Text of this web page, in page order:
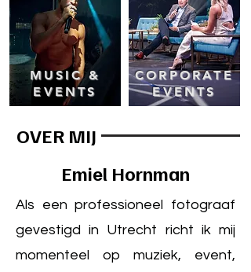
MUSIC &
EVENTS
CORPORATE
EVENTS
OVER MIJ
Emiel Hornman
Als een professioneel fotograaf
gevestigd in Utrecht richt ik mij
momenteel op muziek, event,